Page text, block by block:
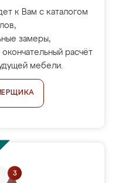
к Вам с каталогом
замеры,
расчёт
мебели.